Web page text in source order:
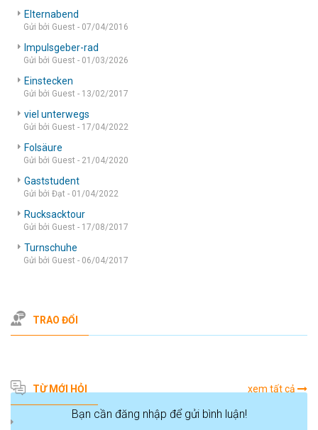
Elternabend
Gửi bởi Guest - 07/04/2016
Impulsgeber-rad
Gửi bởi Guest - 01/03/2026
Einstecken
Gửi bởi Guest - 13/02/2017
viel unterwegs
Gửi bởi Guest - 17/04/2022
Folsäure
Gửi bởi Guest - 21/04/2020
Gaststudent
Gửi bởi Đạt - 01/04/2022
Rucksacktour
Gửi bởi Guest - 17/08/2017
Turnschuhe
Gửi bởi Guest - 06/04/2017
TRAO ĐỔI
Bạn cần đăng nhập để gửi bình luận!
TỪ MỚI HỎI xem tất cả